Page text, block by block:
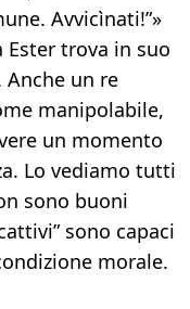
Avvicìnati!”»
Ester trova in suo
Anche un re
manipolabile,
un momento
Lo vediamo tutti
sono buoni
sono capaci
morale.